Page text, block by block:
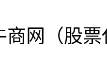
商网（股票